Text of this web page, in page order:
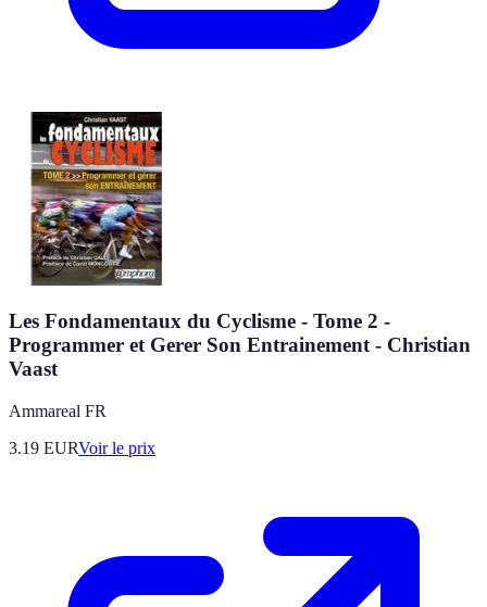
Les Fondamentaux du Cyclisme - Tome 2 -
Programmer et Gerer Son Entrainement - Christian
Vaast
Ammareal FR
3.19 EURVoir le prix